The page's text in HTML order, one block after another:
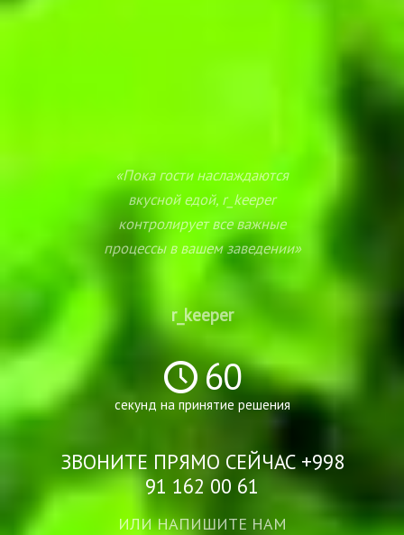
«Пока гости наслаждаются
вкусной едой, r_keeper
контролирует все важные
процессы в вашем заведении»
r_keeper
60
секунд на принятие решения
ЗВОНИТЕ ПРЯМО СЕЙЧАС +998
91 162 00 61
ИЛИ НАПИШИТЕ НАМ